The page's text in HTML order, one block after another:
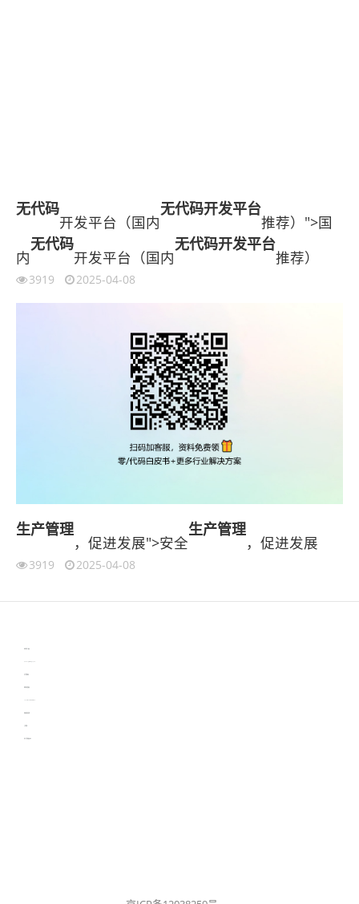
无代码
开发平台（国内
无代码开发平台
推荐）">国
内
无代码
开发平台（国内
无代码开发平台
推荐）
3919 2025-04-08
生产管理
，促进发展">安全
生产管理
，促进发展
3919 2025-04-08